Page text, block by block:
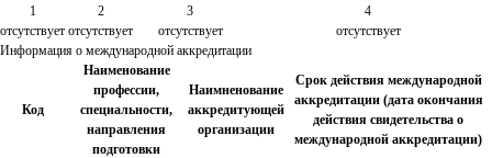
1
2 3
4
отсутствует отсутствует отсутствует
отсутствует
Информация о международной аккредитации
Код
Наименование
профессии,
специальности,
направления
подготовки
Наимненование
аккредитующей
организации
Срок действия международной
аккредитации (дата окончания
действия свидетельства о
международной аккредитации)